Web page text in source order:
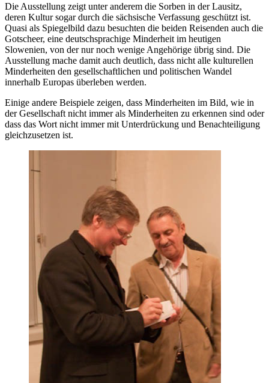
Die Ausstellung zeigt unter anderem die Sorben in der Lausitz,
deren Kultur sogar durch die sächsische Verfassung geschützt ist.
Quasi als Spiegelbild dazu besuchten die beiden Reisenden auch die
Gotscheer, eine deutschsprachige Minderheit im heutigen
Slowenien, von der nur noch wenige Angehörige übrig sind. Die
Ausstellung mache damit auch deutlich, dass nicht alle kulturellen
Minderheiten den gesellschaftlichen und politischen Wandel
innerhalb Europas überleben werden.
Einige andere Beispiele zeigen, dass Minderheiten im Bild, wie in
der Gesellschaft nicht immer als Minderheiten zu erkennen sind oder
dass das Wort nicht immer mit Unterdrückung und Benachteiligung
gleichzusetzen ist.